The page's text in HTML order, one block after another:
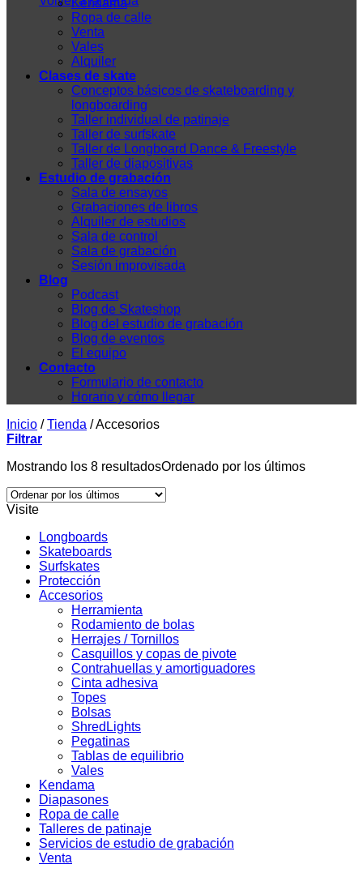
Kendama
Ropa de calle
Venta
Vales
Alquiler
Clases de skate
Conceptos básicos de skateboarding y
longboarding
Taller individual de patinaje
Taller de surfskate
Taller de Longboard Dance & Freestyle
Taller de diapositivas
Estudio de grabación
Sala de ensayos
Grabaciones de libros
Alquiler de estudios
Sala de control
Sala de grabación
Sesión improvisada
Blog
Podcast
Blog de Skateshop
Blog del estudio de grabación
Blog de eventos
El equipo
Contacto
Formulario de contacto
Horario y cómo llegar
Inicio / Tienda /Accesorios
Filtrar
Mostrando los 8 resultadosOrdenado por los últimos
Visite
Longboards
Skateboards
Surfskates
Protección
Accesorios
Herramienta
Rodamiento de bolas
Herrajes / Tornillos
Casquillos y copas de pivote
Contrahuellas y amortiguadores
Cinta adhesiva
Topes
Bolsas
ShredLights
Pegatinas
Tablas de equilibrio
Vales
Kendama
Diapasones
Ropa de calle
Talleres de patinaje
Servicios de estudio de grabación
Venta